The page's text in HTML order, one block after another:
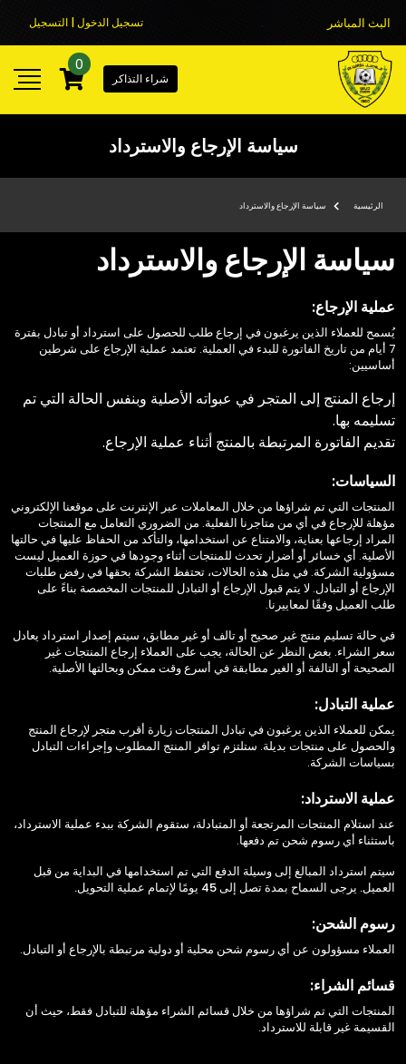
البث المباشر تسجيل الدخول | التسجيل
شراء التذاكر
0
سياسة الإرجاع والاسترداد
الرئيسية سياسة الإرجاع والاسترداد
سياسة الإرجاع والاسترداد
عملية الإرجاع:
يُسمح للعملاء الذين يرغبون في إرجاع طلب للحصول على استرداد أو تبادل بفترة
7 أيام من تاريخ الفاتورة للبدء في العملية. تعتمد عملية الإرجاع على شرطين
أساسيين:
إرجاع المنتج إلى المتجر في عبواته الأصلية وبنفس الحالة التي تم
تسليمه بها.
تقديم الفاتورة المرتبطة بالمنتج أثناء عملية الإرجاع.
السياسات:
المنتجات التي تم شراؤها من خلال المعاملات عبر الإنترنت على موقعنا الإلكتروني
مؤهلة للإرجاع في أي من متاجرنا الفعلية. من الضروري التعامل مع المنتجات
المراد إرجاعها بعناية، والامتناع عن استخدامها، والتأكد من الحفاظ عليها في حالتها
الأصلية. أي خسائر أو أضرار تحدث للمنتجات أثناء وجودها في حوزة العميل ليست
مسؤولية الشركة. في مثل هذه الحالات، تحتفظ الشركة بحقها في رفض طلبات
الإرجاع أو التبادل. لا يتم قبول الإرجاع أو التبادل للمنتجات المخصصة بناءً على
طلب العميل وفقًا لمعاييرنا.
في حالة تسليم منتج غير صحيح أو تالف أو غير مطابق، سيتم إصدار استرداد يعادل
سعر الشراء. بغض النظر عن الحالة، يجب على العملاء إرجاع المنتجات غير
الصحيحة أو التالفة أو الغير مطابقة في أسرع وقت ممكن وبحالتها الأصلية.
عملية التبادل:
يمكن للعملاء الذين يرغبون في تبادل المنتجات زيارة أقرب متجر لإرجاع المنتج
والحصول على منتجات بديلة. ستلتزم توافر المنتج المطلوب وإجراءات التبادل
بسياسات الشركة.
عملية الاسترداد:
عند استلام المنتجات المرتجعة أو المتبادلة، ستقوم الشركة ببدء عملية الاسترداد،
باستثناء أي رسوم شحن تم دفعها.
سيتم استرداد المبالغ إلى وسيلة الدفع التي تم استخدامها في البداية من قبل
العميل. يرجى السماح بمدة تصل إلى 45 يومًا لإتمام عملية التحويل.
رسوم الشحن:
العملاء مسؤولون عن أي رسوم شحن محلية أو دولية مرتبطة بالإرجاع أو التبادل.
قسائم الشراء:
المنتجات التي تم شراؤها من خلال قسائم الشراء مؤهلة للتبادل فقط، حيث أن
القسيمة غير قابلة للاسترداد.